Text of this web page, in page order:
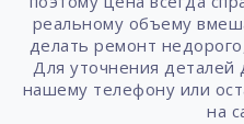
реальному объему
делать ремонт
Для уточнения деталей
нашему телефону или
на